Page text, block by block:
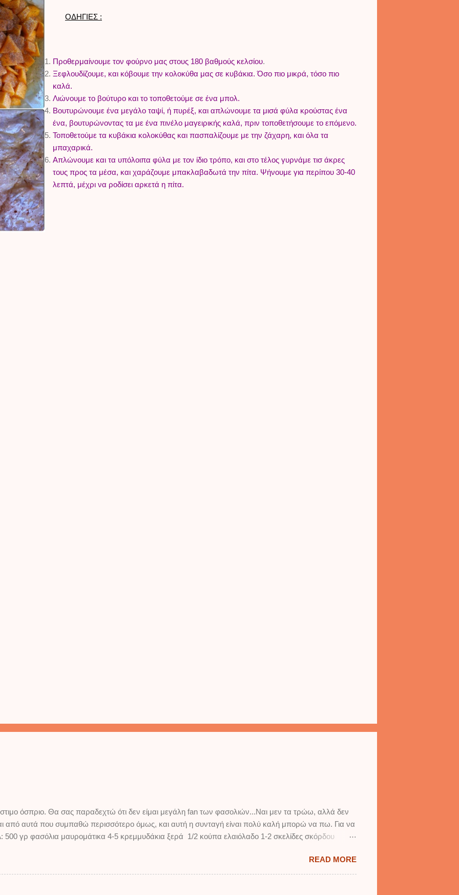
ΟΔΗΓΙΕΣ :
Προθερμαίνουμε τον φούρνο μας στους 180 βαθμούς κελσίου.
Ξεφλουδίζουμε, και κόβουμε την κολοκύθα μας σε κυβάκια. Όσο πιο μικρά, τόσο πιο
καλά.
Λιώνουμε το βούτυρο και το τοποθετούμε σε ένα μπολ.
Βουτυρώνουμε ένα μεγάλο ταψί, ή πυρέξ, και απλώνουμε τα μισά φύλα κρούστας ένα
ένα, βουτυρώνοντας τα με ένα πινέλο μαγειρικής καλά, πριν τοποθετήσουμε το επόμενο.
Τοποθετούμε τα κυβάκια κολοκύθας και πασπαλίζουμε με την ζάχαρη, και όλα τα
μπαχαρικά.
Απλώνουμε και τα υπόλοιπα φύλα με τον ίδιο τρόπο, και στο τέλος γυρνάμε τισ άκρες
τους προς τα μέσα, και χαράζουμε μπακλαβαδωτά την πίτα. Ψήνουμε για περίπου 30-40
λεπτά, μέχρι να ροδίσει αρκετά η πίτα.
όσπριο. Θα σας παραδεχτώ ότι δεν είμαι μεγάλη fan των φασολιών...Ναι μεν τα τρώω, αλλά δεν
από αυτά που συμπαθώ περισσότερο όμως, και αυτή η συνταγή είναι πολύ καλή μπορώ να πω. Για να
γρ φασόλια μαυρομάτικα 4-5 κρεμμυδάκια ξερά 1/2 κούπα ελαιόλαδο 1-2 σκελίδες σκόρδου
με άφθονο κρύο νερό. Βράζουμε για 20 λεπτά, και μετά τα σουρώνουμε. Στην ίδια κατσαρόλα
το κρεμμύδι που έχουμε ψιλοκόψει, και το σκόρδο. Θέλουμε να μαλακώσουν. Προσθέτουμε τα
READ MORE